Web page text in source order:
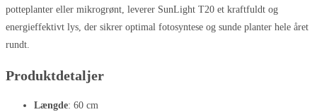
potteplanter eller mikrogrønt, leverer SunLight T20 et kraftfuldt og
energieffektivt lys, der sikrer optimal fotosyntese og sunde planter hele året
rundt.
Produktdetaljer
Længde: 60 cm